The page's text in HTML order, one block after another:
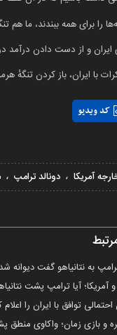
را برای همه ببندند، ما هم
ایران و از دست دادن درآمد
با ایران، باز کردن تنگهٔ
کد ویدیو
آمریکا ، دونالد ترامپ ،
به نتانیاهو گفت دیوانه
و آمریکا؛ آیا ترامپ پشت
توافق با ایران را اعلام
و بازی زمان؛ واکاوی منطق